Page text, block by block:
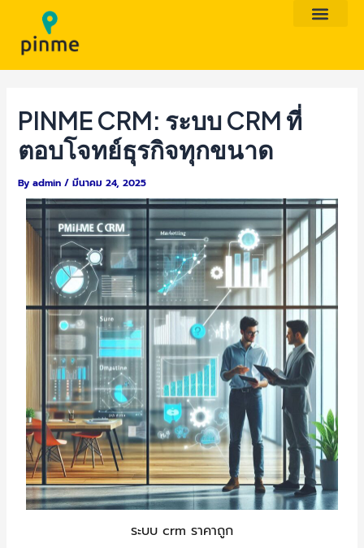
content
PINME CRM: ระบบ CRM ที่
ตอบโจทย์ธุรกิจทุกขนาด
Byadmin/มีนาคม 24, 2025
ระบบ crm ราคาถูก
navigation